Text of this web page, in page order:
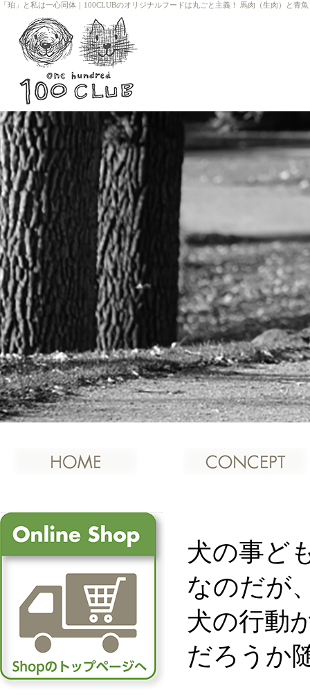
「珀」と私は一心同体 ｜ 100CLUBのオリジナルフードは丸ごと主義！ 馬肉（生肉）と青
犬の事ど
なのだが
犬の行動
だろうか